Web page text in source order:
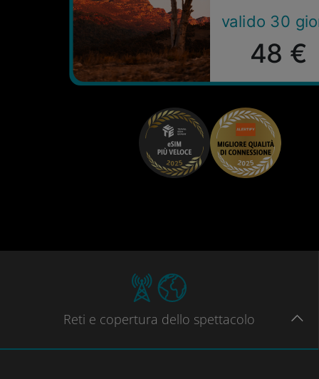
valido 30
48 €
Reti e copertura dello spettacolo